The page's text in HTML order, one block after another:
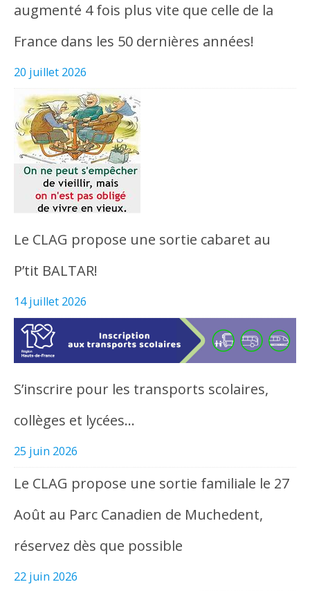
augmenté 4 fois plus vite que celle de la
France dans les 50 dernières années!
20 juillet 2026
Le CLAG propose une sortie cabaret au
P’tit BALTAR!
14 juillet 2026
S’inscrire pour les transports scolaires,
collèges et lycées…
25 juin 2026
Le CLAG propose une sortie familiale le 27
Août au Parc Canadien de Muchedent,
réservez dès que possible
22 juin 2026